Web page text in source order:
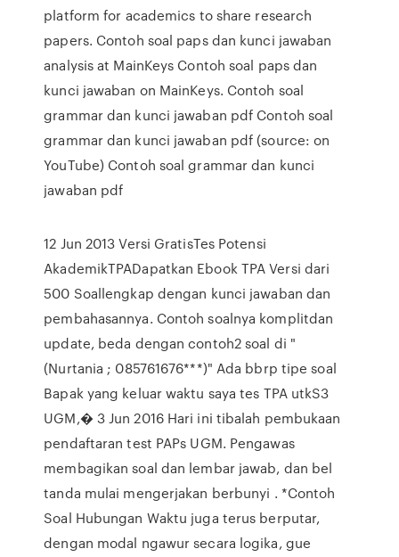
platform for academics to share research
papers. Contoh soal paps dan kunci jawaban
analysis at MainKeys Contoh soal paps dan
kunci jawaban on MainKeys. Contoh soal
grammar dan kunci jawaban pdf Contoh soal
grammar dan kunci jawaban pdf (source: on
YouTube) Contoh soal grammar dan kunci
jawaban pdf
12 Jun 2013 Versi GratisTes Potensi
AkademikTPADapatkan Ebook TPA Versi dari
500 Soallengkap dengan kunci jawaban dan
pembahasannya. Contoh soalnya komplitdan
update, beda dengan contoh2 soal di "
(Nurtania ; 085761676***)" Ada bbrp tipe soal
Bapak yang keluar waktu saya tes TPA utkS3
UGM,� 3 Jun 2016 Hari ini tibalah pembukaan
pendaftaran test PAPs UGM. Pengawas
membagikan soal dan lembar jawab, dan bel
tanda mulai mengerjakan berbunyi . *Contoh
Soal Hubungan Waktu juga terus berputar,
dengan modal ngawur secara logika, gue